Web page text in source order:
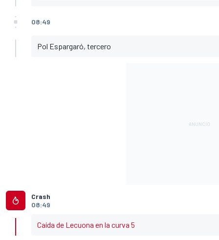
08:49
Pol Espargaró, tercero
Crash
08:49
Caída de Lecuona en la curva 5